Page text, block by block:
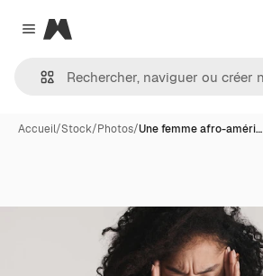
Close menu
Magnific
Accueil/Stock/Photos/Une femme afro-améri…